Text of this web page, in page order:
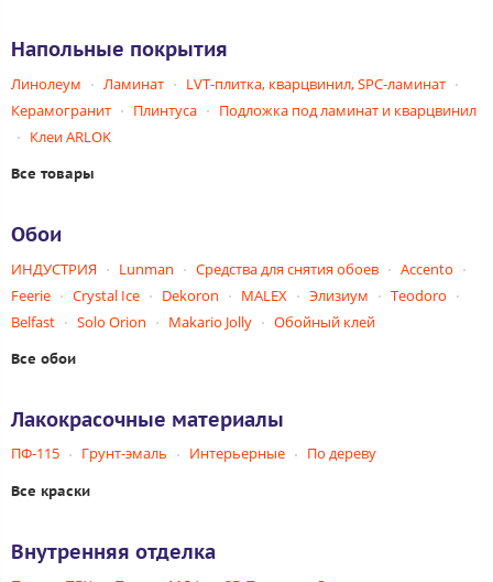
Напольные покрытия
Линолеум Ламинат
LVT-плитка, кварцвинил, SPC-ламинат
Керамогранит
Плинтуса
Подложка под ламинат и кварцвинил
Клеи ARLOK
Все товары
Обои
ИНДУСТРИЯ Lunman Средства для снятия обоев
Accento
Feerie
Crystal Ice Dekoron MALEX Элизиум
Teodoro
Belfast
Solo Orion Makario Jolly Обойный клей
Все обои
Лакокрасочные материалы
ПФ-115 Грунт-эмаль Интерьерные По дереву
Все краски
Внутренняя отделка